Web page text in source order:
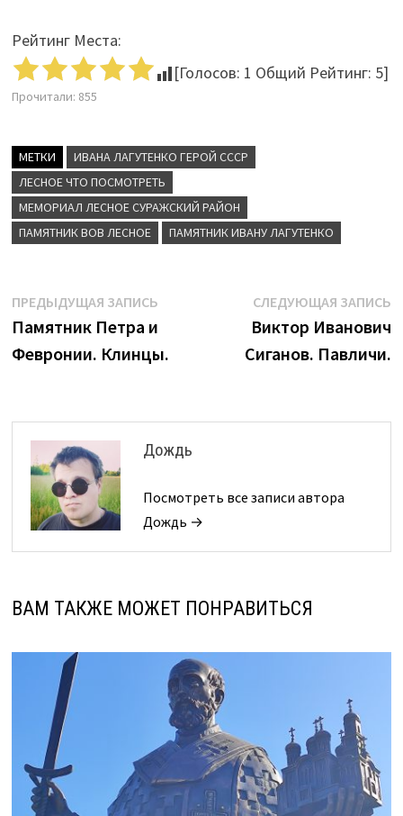
Рейтинг Места:
[Голосов: 1 Общий Рейтинг: 5]
Прочитали: 855
МЕТКИ
ИВАНА ЛАГУТЕНКО ГЕРОЙ СССР
ЛЕСНОЕ ЧТО ПОСМОТРЕТЬ
МЕМОРИАЛ ЛЕСНОЕ СУРАЖСКИЙ РАЙОН
ПАМЯТНИК ВОВ ЛЕСНОЕ
ПАМЯТНИК ИВАНУ ЛАГУТЕНКО
Навигация
по
записям
ПРЕДЫДУЩАЯ ЗАПИСЬПредыдущая
запись:
Памятник Петра и
Февронии. Клинцы.
СЛЕДУЮЩАЯ ЗАПИСЬ
Виктор Иванович
Сиганов. Павличи.
Дождь
Посмотреть все записи автора
Дождь →
ВАМ ТАКЖЕ МОЖЕТ ПОНРАВИТЬСЯ